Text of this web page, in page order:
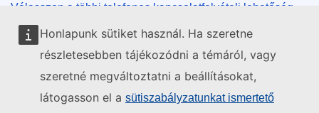
Honlapunk sütiket használ. Ha szeretne
részletesebben tájékozódni a témáról, vagy
szeretné megváltoztatni a beállításokat,
látogasson el a sütiszabályzatunkat ismertető
Válasszon a többi telefonos kapcsolatfelvételi lehetőség
közül!
Írjon nekünk kapcsolatfelvételi űrlapunk kitöltésével!
Jöjjön el személyesen az uniós központok egyikébe!
Közösségi média